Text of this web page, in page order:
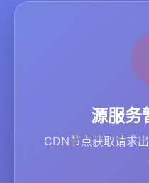
源服务
CDN节点获取请求